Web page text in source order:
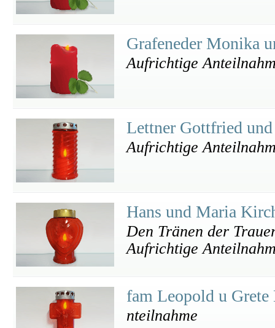
Grafeneder Monika
Aufrichtige
Lettner Gottfried
Aufrichtige
Hans und Maria
Den Tränen der
Aufrichtige
fam Leopold u
nteilnahme